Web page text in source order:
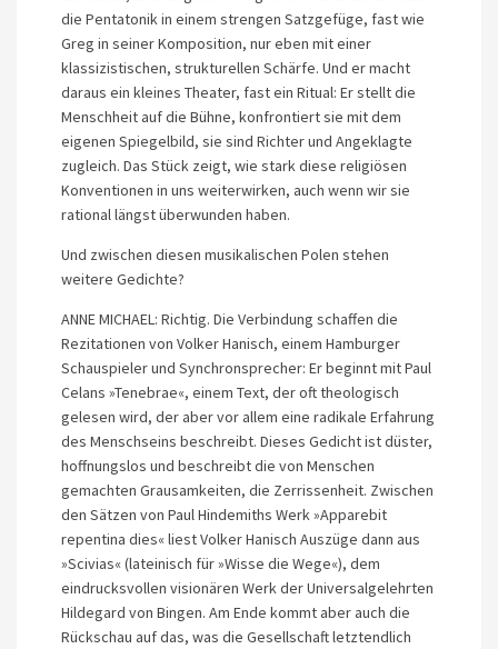
die Pentatonik in einem strengen Satzgefüge, fast wie
Greg in seiner Komposition, nur eben mit einer
klassizistischen, strukturellen Schärfe. Und er macht
daraus ein kleines Theater, fast ein Ritual: Er stellt die
Menschheit auf die Bühne, konfrontiert sie mit dem
eigenen Spiegelbild, sie sind Richter und Angeklagte
zugleich. Das Stück zeigt, wie stark diese religiösen
Konventionen in uns weiterwirken, auch wenn wir sie
rational längst überwunden haben.
Und zwischen diesen musikalischen Polen stehen
weitere Gedichte?
ANNE MICHAEL: Richtig. Die Verbindung schaffen die
Rezitationen von Volker Hanisch, einem Hamburger
Schauspieler und Synchronsprecher: Er beginnt mit Paul
Celans »Tenebrae«, einem Text, der oft theologisch
gelesen wird, der aber vor allem eine radikale Erfahrung
des Menschseins beschreibt. Dieses Gedicht ist düster,
hoffnungslos und beschreibt die von Menschen
gemachten Grausamkeiten, die Zerrissenheit. Zwischen
den Sätzen von Paul Hindemiths Werk »Apparebit
repentina dies« liest Volker Hanisch Auszüge dann aus
»Scivias« (lateinisch für »Wisse die Wege«), dem
eindrucksvollen visionären Werk der Universalgelehrten
Hildegard von Bingen. Am Ende kommt aber auch die
Rückschau auf das, was die Gesellschaft letztendlich